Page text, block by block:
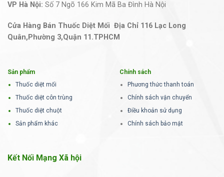
VP Hà Nội: Số 7 Ngõ 166 Kim Mã Ba Đình Hà Nội
Cửa Hàng Bán Thuốc Diệt Mối Địa Chỉ 116 Lạc Long
Quân,Phường 3,Quận 11.TPHCM
Sản phẩm
Thuốc diệt mối
Thuốc diệt côn trùng
Thuốc diệt chuột
Sản phẩm khác
Chính sách
Phương thức thanh toán
Chính sách vận chuyển
Điều khoản sử dụng
Chính sách bảo mật
Kết Nối Mạng Xã hội